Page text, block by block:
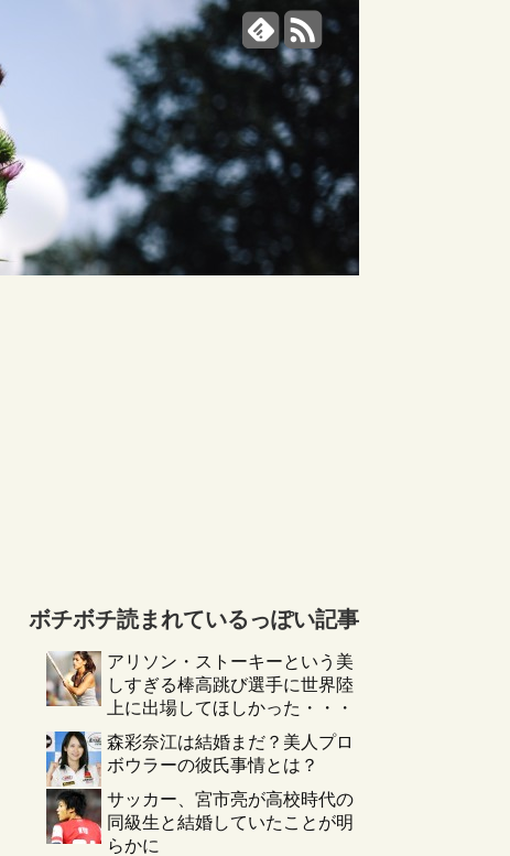
ボチボチ読まれているっぽい記事
アリソン・ストーキーという美
しすぎる棒高跳び選手に世界陸
上に出場してほしかった・・・
森彩奈江は結婚まだ？美人プロ
ボウラーの彼氏事情とは？
サッカー、宮市亮が高校時代の
同級生と結婚していたことが明
らかに